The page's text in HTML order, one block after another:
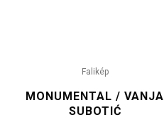
Falikép
MONUMENTAL / VANJA
SUBOTIĆ